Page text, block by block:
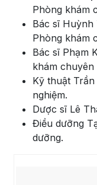
Phòng khám
Bác sĩ
Phòng khám
Bác sĩ Phạm
khám
Kỹ thuật
nghiệm.
Dược sĩ Lê
Điều dưỡng
dưỡng.